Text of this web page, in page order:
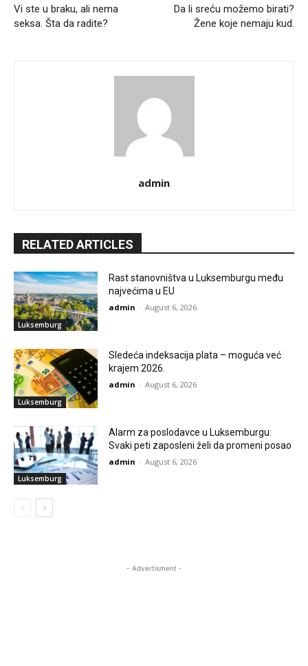
Vi ste u braku, ali nema
seksa. Šta da radite?
Da li sreću možemo birati?
Žene koje nemaju kud.
admin
RELATED ARTICLES
Luksemburg
Rast stanovništva u Luksemburgu među
najvećima u EU
admin - August 6, 2026
Luksemburg
Sledeća indeksacija plata – moguća već
krajem 2026.
admin - August 6, 2026
Luksemburg
Alarm za poslodavce u Luksemburgu:
Svaki peti zaposleni želi da promeni posao
admin - August 6, 2026
- Advertisment -